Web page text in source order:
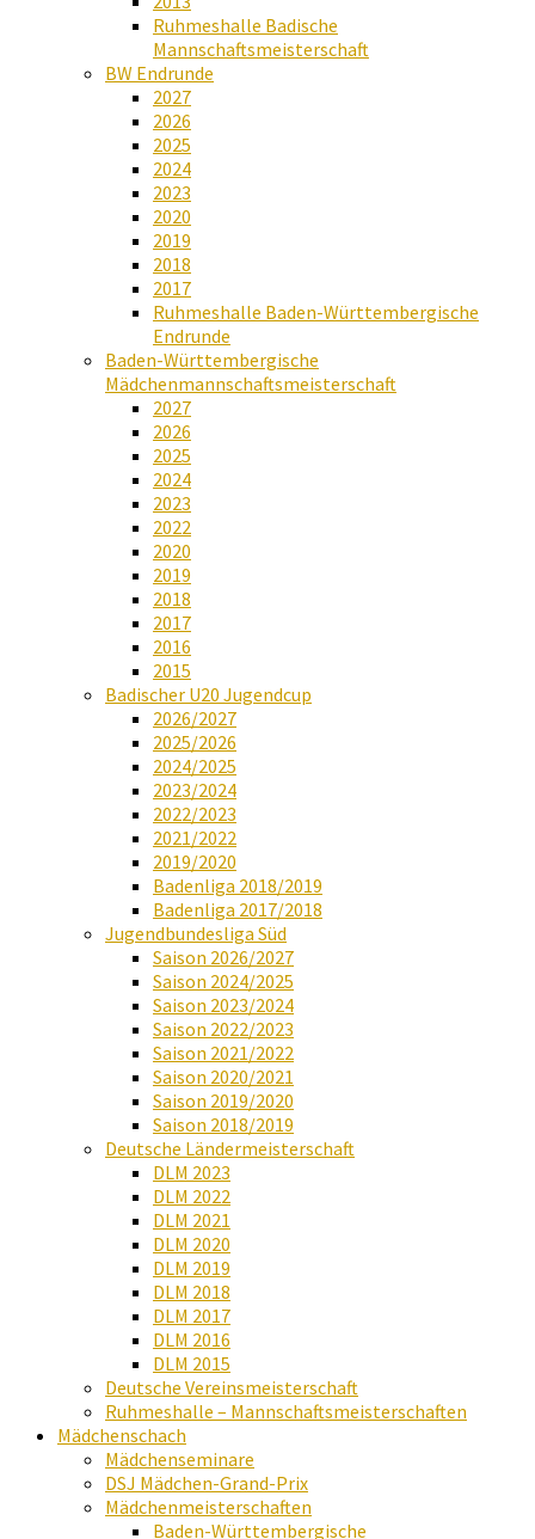
Ruhmeshalle Badische
Mannschaftsmeisterschaft
BW Endrunde
2027
2026
2025
2024
2023
2020
2019
2018
2017
Ruhmeshalle Baden-Württembergische
Endrunde
Baden-Württembergische
Mädchenmannschaftsmeisterschaft
2027
2026
2025
2024
2023
2022
2020
2019
2018
2017
2016
2015
Badischer U20 Jugendcup
2026/2027
2025/2026
2024/2025
2023/2024
2022/2023
2021/2022
2019/2020
Badenliga 2018/2019
Badenliga 2017/2018
Jugendbundesliga Süd
Saison 2026/2027
Saison 2024/2025
Saison 2023/2024
Saison 2022/2023
Saison 2021/2022
Saison 2020/2021
Saison 2019/2020
Saison 2018/2019
Deutsche Ländermeisterschaft
DLM 2023
DLM 2022
DLM 2021
DLM 2020
DLM 2019
DLM 2018
DLM 2017
DLM 2016
DLM 2015
Deutsche Vereinsmeisterschaft
Ruhmeshalle – Mannschaftsmeisterschaften
Mädchenschach
Mädchenseminare
DSJ Mädchen-Grand-Prix
Mädchenmeisterschaften
Baden-Württembergische